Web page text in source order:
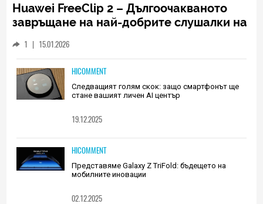
Huawei FreeClip 2 – Дългоочакваното
завръщане на най-добрите слушалки на
1 | 15.01.2026
HICOMMENT
Следващият голям скок: защо смартфонът ще
стане вашият личен AI център
19.12.2025
HICOMMENT
Представяме Galaxy Z TriFold: бъдещето на
мобилните иновации
02.12.2025